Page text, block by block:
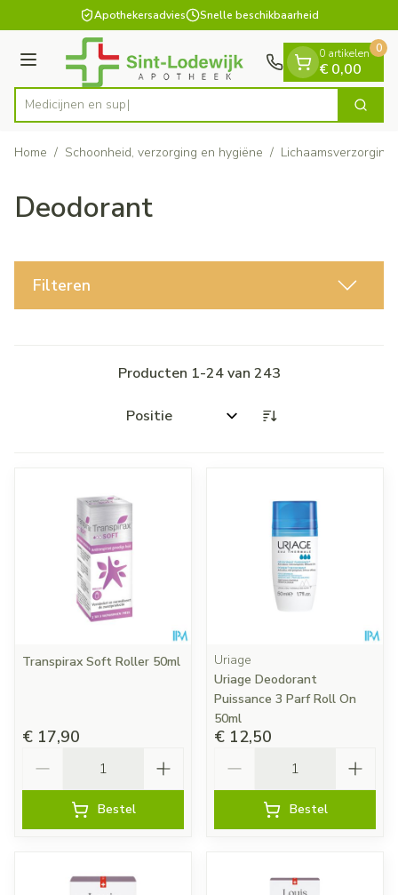
Ga naar de inhoudApothekersadvies Snelle beschikbaarheid
Menu
Product, merk, categorie... Zoek
0 artikelen
€ 0,00
0
Home / Schoonheid, verzorging en hygiëne / Lichaamsverzorging
Deodorant
Filteren
Producten 1-24van 243
Sorteer op:
Transpirax Soft Roller 50ml
€ 17,90
Bestel
Uriage
Uriage Deodorant
Puissance 3 Parf Roll On
50ml
€ 12,50
Bestel